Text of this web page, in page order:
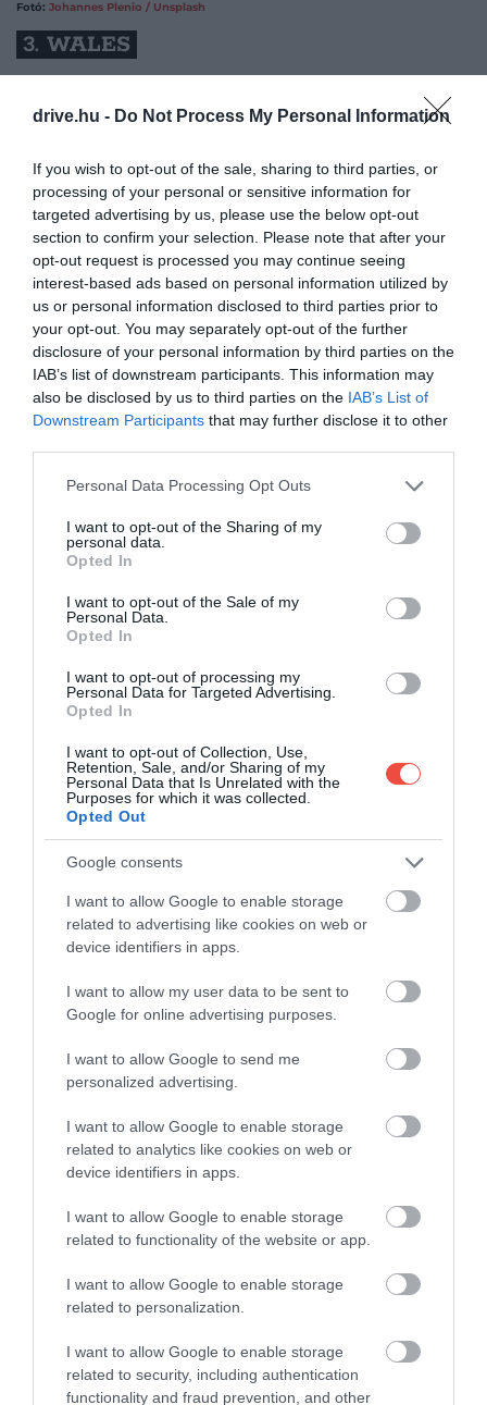
drive.hu - Do Not Process My Personal Information
If you wish to opt-out of the sale, sharing to third parties, or
processing of your personal or sensitive information for
targeted advertising by us, please use the below opt-out
section to confirm your selection. Please note that after your
opt-out request is processed you may continue seeing
interest-based ads based on personal information utilized by
us or personal information disclosed to third parties prior to
your opt-out. You may separately opt-out of the further
disclosure of your personal information by third parties on the
IAB’s list of downstream participants. This information may
also be disclosed by us to third parties on the IAB’s List of
Downstream Participants that may further disclose it to other
Please note that this website/app uses one or more Google
not limited to your visit or usage behaviour. You may click to
grant or deny consent to Google and its third-party tags to
use your data for below specified purposes in below Google
consent section.
Personal Data Processing Opt Outs
I want to opt-out of the Sharing of my
personal data.
Opted In
I want to opt-out of the Sale of my
Personal Data.
Opted In
I want to opt-out of processing my
Personal Data for Targeted Advertising.
Opted In
I want to opt-out of Collection, Use,
Retention, Sale, and/or Sharing of my
Personal Data that Is Unrelated with the
Purposes for which it was collected.
Opted Out
Google consents
I want to allow Google to enable storage
related to advertising like cookies on web or
device identifiers in apps.
I want to allow my user data to be sent to
Google for online advertising purposes.
I want to allow Google to send me
personalized advertising.
I want to allow Google to enable storage
related to analytics like cookies on web or
device identifiers in apps.
I want to allow Google to enable storage
related to functionality of the website or app.
I want to allow Google to enable storage
related to personalization.
I want to allow Google to enable storage
related to security, including authentication
functionality and fraud prevention, and other
Fotó: Johannes Plenio / Unsplash
3. WALES
törvényeken keresztül is védelmet biztosít a
vasúthálózatának köszönhetően került fel a listára.
A Lonely Planet értékelte az ország törekveseit a
„bolygóbarát” turisztikai lehetőségek bővítésére,
melyek arra motiválják az utazókat, hogy az ország
vadregényes nyugati tájait vegyék célba. A távoli
Pembrokeshire Nemzeti Park például a megújuló
vasúthálózat miatt 2025-re már egyszerűen
megközelíthetővé válik, de a természetbarát
utazóknak Dr. Beynon rovarfarmját is érdemes lehet
terület ad például otthont az Egyesült
Királyság első ehető rovarokkal foglalkozó
látogatók megismerkedhetnek a fenntartható
élelmiszerekkel, és ha elég bátrak, még egy
Az El Camino portugál szakaszáról már mi is
620 kilométer hosszú zarándokutat és az azt
körbevevő természeti értékeket most viszont a
Lonely Planet is elismerte.
A Lisszabonban kezdődő útvonalat római kori
templomok, festői folyók és ősi falvak szegélyezik,
melyeken akár kerékpárral is végighaladhatunk. A
portugál Camino fenntartható módon, nagyban
turizmusának fejlődéséhez, de a Lonely Planet
szerint a látogatók a